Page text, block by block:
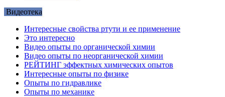
Видеотека
Интересные свойства ртути и ее применение
Это интересно
Видео опыты по органической химии
Видео опыты по неорганической химии
РЕЙТИНГ эффектных химических опытов
Интересные опыты по физике
Опыты по гидравлике
Опыты по механике